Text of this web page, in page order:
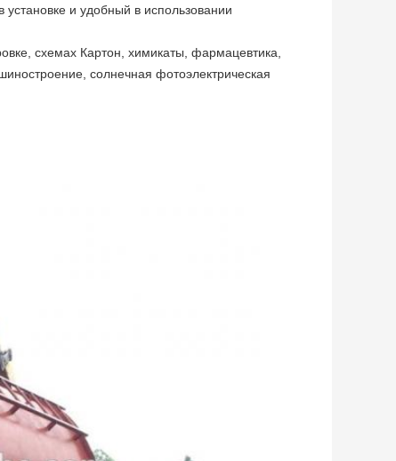
и удобный в использовании
схемах Картон, химикаты, фармацевтика,
солнечная фотоэлектрическая